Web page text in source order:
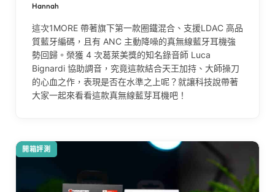
Hannah
這次1MORE 帶著旗下第一款圈鐵混合、支援LDAC 高品
質藍牙編碼，且有 ANC 主動降噪的真無線藍牙耳機強
勢回歸。榮獲 4 次葛萊美獎的知名錄音師 Luca
Bignardi 協助調音，究竟這款結合天王加持、大師操刀
的心血之作，表現是否在水準之上呢？就讓科技說帶著
大家一起來看看這款真無線藍芽耳機吧！
開箱評測